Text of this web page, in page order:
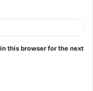
this browser for the next